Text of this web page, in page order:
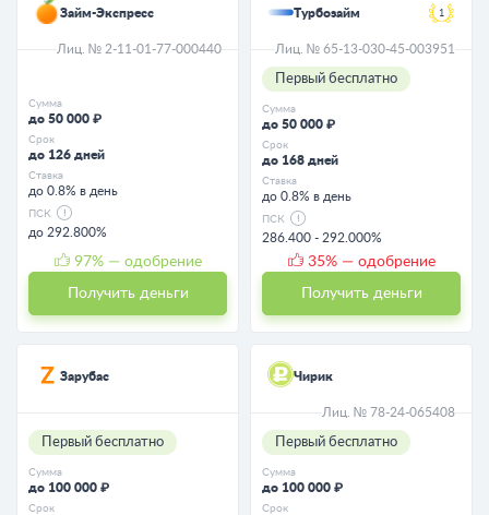
Займ-Экспресс
Лиц. № 2-11-01-77-000440
Сумма
до 50 000 ₽
Срок
до 126 дней
Ставка
до 0.8% в день
ПСК
до 292.800%
97% — одобрение
Получить деньги
Турбозайм 1
Лиц. № 65-13-030-45-003951
Первый бесплатно
Сумма
до 50 000 ₽
Срок
до 168 дней
Ставка
до 0.8% в день
ПСК
286.400 - 292.000%
35% — одобрение
Получить деньги
Зарубас
Первый бесплатно
Сумма
до 100 000 ₽
Срок
Чирик
Лиц. № 78-24-065408
Первый бесплатно
Сумма
до 100 000 ₽
Срок